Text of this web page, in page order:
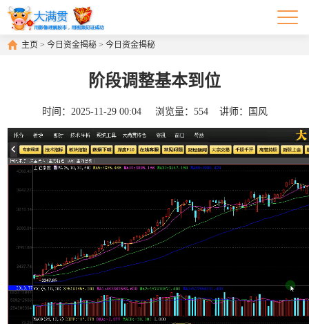
主页 >今日资金揭秘 >今日资金揭秘
阶段调整基本到位
时间： 2025-11-29 00:04浏览量： 554讲师： 国风